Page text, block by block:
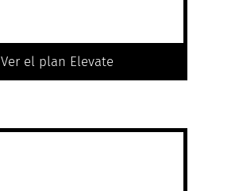
Ver el plan Elevate